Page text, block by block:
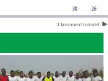
30 26
Classement complet